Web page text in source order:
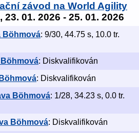
závod na World Agility
, 23. 01. 2026 - 25. 01. 2026
Böhmová: 9/30, 44.75 s, 10.0 tr.
: Diskvalifikován
: Diskvalifikován
Böhmová: 1/28, 34.23 s, 0.0 tr.
Böhmová: Diskvalifikován